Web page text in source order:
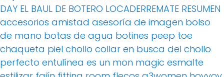
DAY EL BAUL DE BOTERO LOCADERREMATE RESUMEN
accesorios amistad asesoría de imagen bolso
de mano botas de agua botines peep toe
chaqueta piel chollo collar en busca del chollo
perfecto entulínea es un mon magic esmalte